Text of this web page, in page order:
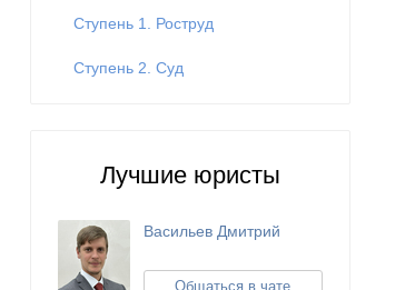
Ступень 1. Роструд
Ступень 2. Суд
Лучшие юристы
Васильев Дмитрий
Общаться в чате